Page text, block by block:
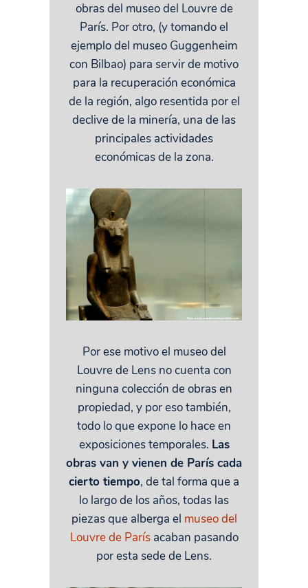
obras del museo del Louvre de
París. Por otro, (y tomando el
ejemplo del museo Guggenheim
con Bilbao) para servir de motivo
para la recuperación económica
de la región, algo resentida por el
declive de la minería, una de las
principales actividades
económicas de la zona.
Por ese motivo el museo del
Louvre de Lens no cuenta con
ninguna colección de obras en
propiedad, y por eso también,
todo lo que expone lo hace en
exposiciones temporales. Las
obras van y vienen de París cada
cierto tiempo, de tal forma que a
lo largo de los años, todas las
piezas que alberga el museo del
Louvre de Parísacaban pasando
por esta sede de Lens.